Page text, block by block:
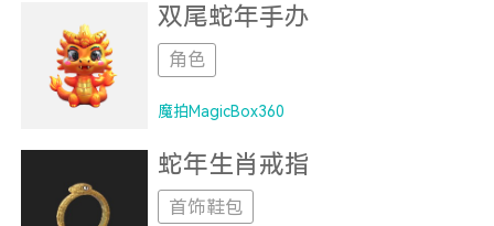
双尾蛇年手办
角色
魔拍MagicBox360
蛇年生肖戒指
首饰鞋包